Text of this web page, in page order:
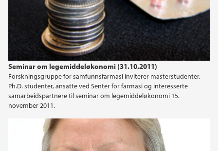
Seminar om legemiddeløkonomi (31.10.2011)
Forskningsgruppe for samfunnsfarmasi inviterer masterstudenter,
Ph.D. studenter, ansatte ved Senter for farmasi og interesserte
samarbeidspartnere til seminar om legemiddeløkonomi 15.
november 2011.
januar (12)
2025
2024
2023